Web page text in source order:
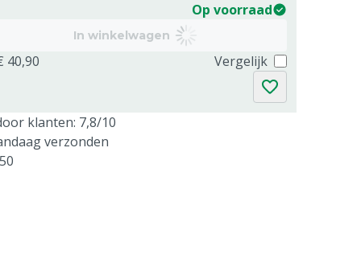
Op voorraad
In winkelwagen
40,90 Vergelijk
klanten: 7,8/10
verzonden